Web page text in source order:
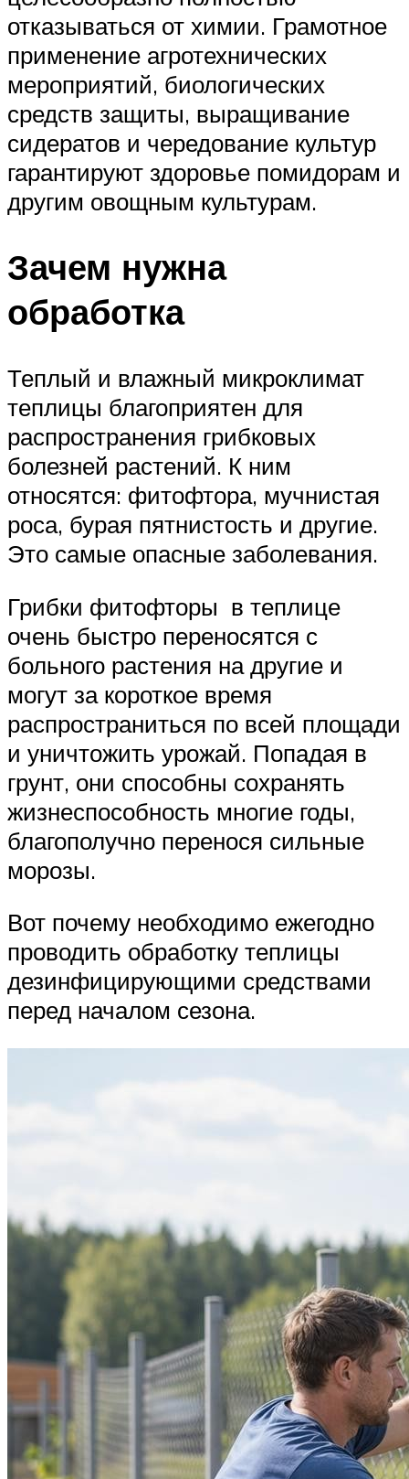
отказываться от химии. Грамотное
применение агротехнических
мероприятий, биологических
средств защиты, выращивание
сидератов и чередование культур
гарантируют здоровье помидорам и
другим овощным культурам.
Зачем нужна
обработка
Теплый и влажный микроклимат
теплицы благоприятен для
распространения грибковых
болезней растений. К ним
относятся: фитофтора, мучнистая
роса, бурая пятнистость и другие.
Это самые опасные заболевания.
Грибки фитофторы в теплице
очень быстро переносятся с
больного растения на другие и
могут за короткое время
распространиться по всей площади
и уничтожить урожай. Попадая в
грунт, они способны сохранять
жизнеспособность многие годы,
благополучно перенося сильные
морозы.
Вот почему необходимо ежегодно
проводить обработку теплицы
дезинфицирующими средствами
перед началом сезона.